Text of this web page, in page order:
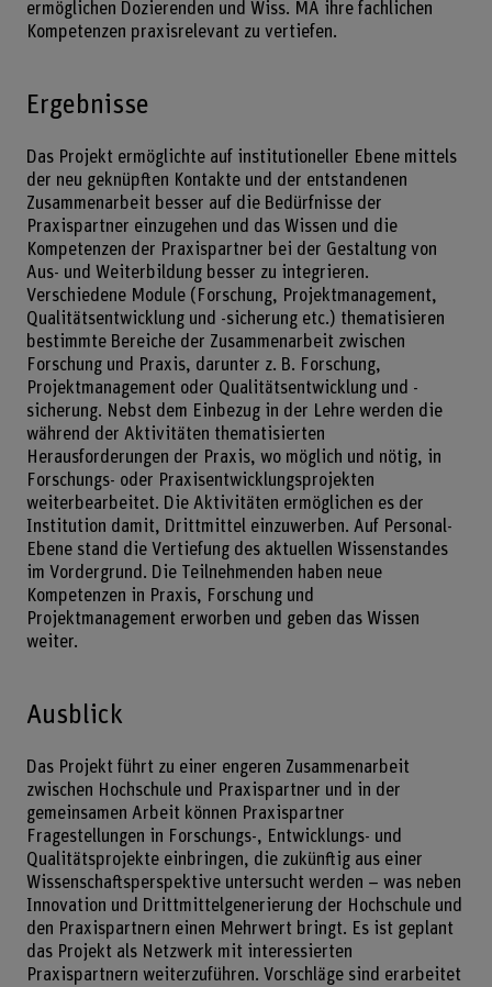
ermöglichen Dozierenden und Wiss. MA ihre fachlichen
Kompetenzen praxisrelevant zu vertiefen.
Ergebnisse
Das Projekt ermöglichte auf institutioneller Ebene mittels
der neu geknüpften Kontakte und der entstandenen
Zusammenarbeit besser auf die Bedürfnisse der
Praxispartner einzugehen und das Wissen und die
Kompetenzen der Praxispartner bei der Gestaltung von
Aus- und Weiterbildung besser zu integrieren.
Verschiedene Module (Forschung, Projektmanagement,
Qualitätsentwicklung und -sicherung etc.) thematisieren
bestimmte Bereiche der Zusammenarbeit zwischen
Forschung und Praxis, darunter z. B. Forschung,
Projektmanagement oder Qualitätsentwicklung und -
sicherung. Nebst dem Einbezug in der Lehre werden die
während der Aktivitäten thematisierten
Herausforderungen der Praxis, wo möglich und nötig, in
Forschungs- oder Praxisentwicklungsprojekten
weiterbearbeitet. Die Aktivitäten ermöglichen es der
Institution damit, Drittmittel einzuwerben. Auf Personal-
Ebene stand die Vertiefung des aktuellen Wissenstandes
im Vordergrund. Die Teilnehmenden haben neue
Kompetenzen in Praxis, Forschung und
Projektmanagement erworben und geben das Wissen
weiter.
Ausblick
Das Projekt führt zu einer engeren Zusammenarbeit
zwischen Hochschule und Praxispartner und in der
gemeinsamen Arbeit können Praxispartner
Fragestellungen in Forschungs-, Entwicklungs- und
Qualitätsprojekte einbringen, die zukünftig aus einer
Wissenschaftsperspektive untersucht werden – was neben
Innovation und Drittmittelgenerierung der Hochschule und
den Praxispartnern einen Mehrwert bringt. Es ist geplant
das Projekt als Netzwerk mit interessierten
Praxispartnern weiterzuführen. Vorschläge sind erarbeitet